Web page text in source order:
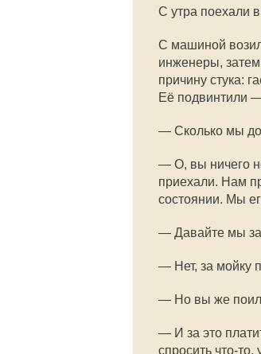
С утра поехали
С машиной
инженеры,
причину стука:
Её подвинтили —
— Сколько мы
— О, вы ничего
приехали. Нам
состоянии. Мы
— Давайте мы
— Нет, за мойку
— Но вы же
— И за это
спросить что-